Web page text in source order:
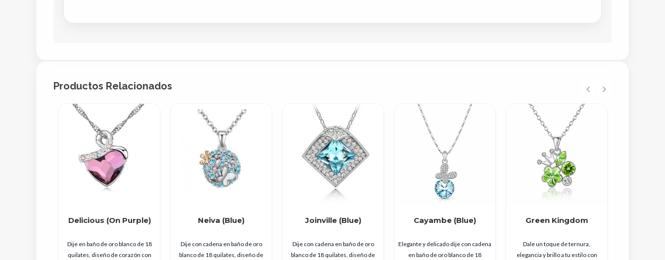
Productos Relacionados
Delicious (On Purple)
Dije en baño de oro blanco de 18
quilates, diseño de corazón con
Neiva (Blue)
Dije con cadena en baño de oro
blanco de 18 quilates, diseño de
Joinville (Blue)
Dije con cadena en baño de oro
blanco de 18 quilates, diseño de
Cayambe (Blue)
Elegante y delicado dije con cadena
en baño de oro blanco de 18
Green Kingdom
Dale un toque de ternura,
elegancia y brillo a tu estilo con